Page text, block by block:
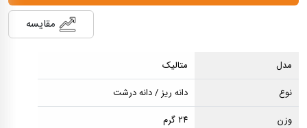
مقایسه
مدل
متالیک
نوع
دانه ریز / دانه درشت
وزن
۲۴ گرم